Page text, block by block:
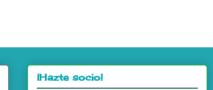
¡Hazte socio!